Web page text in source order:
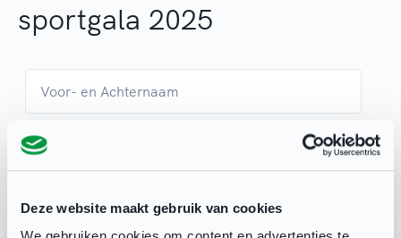
Deze website maakt gebruik van cookies
sportgala 2025
U bent uitgenodigd door één van de genomineerden